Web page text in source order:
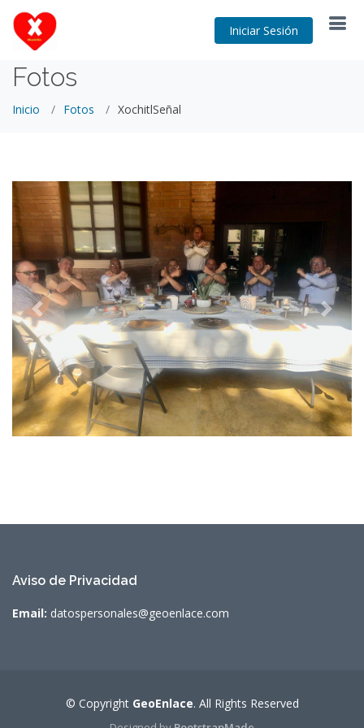
Iniciar Sesión
Fotos
Inicio Fotos XochitlSeñal
Previous Next
Aviso de Privacidad
Email: datospersonales@geoenlace.com
© Copyright GeoEnlace. All Rights Reserved